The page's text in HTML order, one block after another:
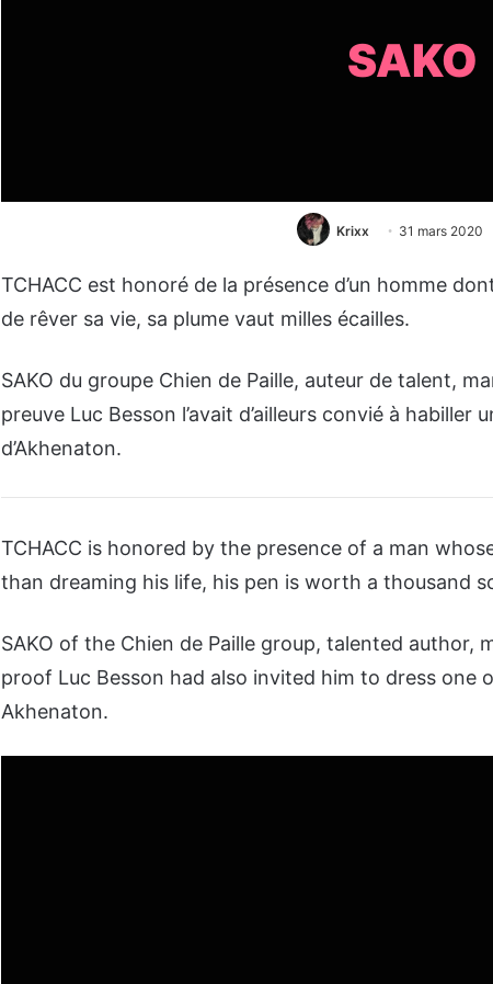
SAKO
Krixx 31 mars 2020
TCHACC est honoré de la présence d’un homme
de rêver sa vie, sa plume vaut milles écailles.
SAKO du groupe Chien de Paille, auteur de talent,
preuve Luc Besson l’avait d’ailleurs convié à habiller
d’Akhenaton.
TCHACC is honored by the presence of a man
than dreaming his life, his pen is worth a thousand
SAKO of the Chien de Paille group, talented author,
proof Luc Besson had also invited him to dress one
Akhenaton.